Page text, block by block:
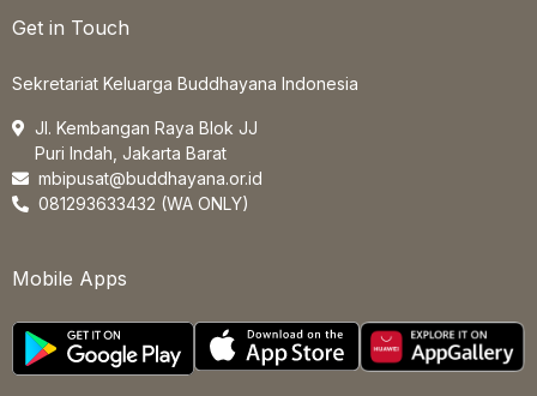
Get in Touch
Sekretariat Keluarga Buddhayana Indonesia
Jl. Kembangan Raya Blok JJ
Puri Indah, Jakarta Barat
mbipusat@buddhayana.or.id
081293633432 (WA ONLY)
Mobile Apps